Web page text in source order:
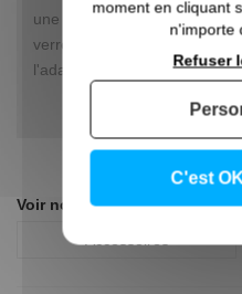
une référence dans le cadre
verre. Faites le choix de la
l'adaptabilité.
Voir nos autres pages :
moment en cliquant
n'importe
C'est
Refuser